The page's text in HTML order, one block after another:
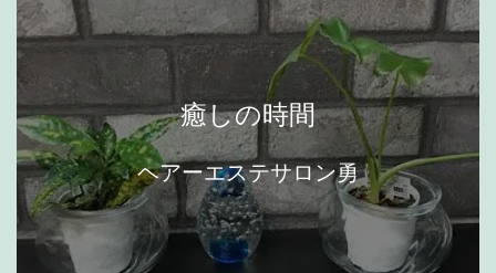
癒しの時間
ヘアーエステサロン勇